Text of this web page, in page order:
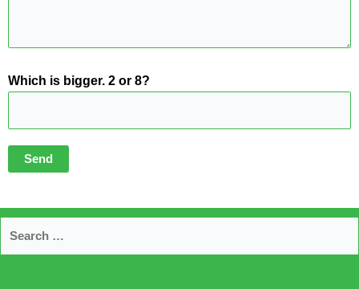
Which is bigger. 2 or 8?